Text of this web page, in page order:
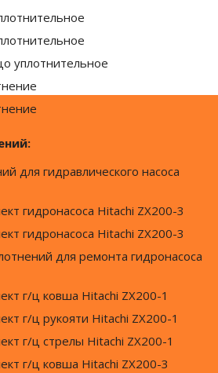
уплотнительное
для гидравлического насоса
гидронасоса Hitachi ZX200-3
гидронасоса Hitachi ZX200-3
для ремонта гидронасоса
г/ц ковша Hitachi ZX200-1
г/ц рукояти Hitachi ZX200-1
г/ц стрелы Hitachi ZX200-1
г/ц ковша Hitachi ZX200-3